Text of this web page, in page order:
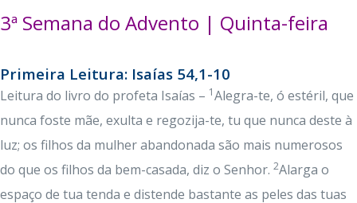
3ª Semana do Advento | Quinta-feira
Primeira Leitura: Isaías 54,1-10
Leitura do livro do profeta Isaías – 1Alegra-te, ó estéril, que
nunca foste mãe, exulta e regozija-te, tu que nunca deste à
luz; os filhos da mulher abandonada são mais numerosos
do que os filhos da bem-casada, diz o Senhor. 2Alarga o
espaço de tua tenda e distende bastante as peles das tuas